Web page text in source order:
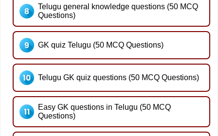
Telugu general knowledge questions (50 MCQ
Questions)
GK quiz Telugu (50 MCQ Questions)
Telugu GK quiz questions (50 MCQ Questions)
Easy GK questions in Telugu (50 MCQ
Questions)